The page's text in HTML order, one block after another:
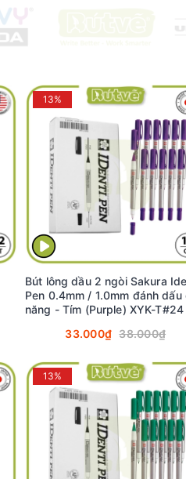
13%
Bút lông dầu 2 ngòi Sakura
Pen 0.4mm / 1.0mm đánh dấu
năng - Tím (Purple) XYK-T#24
33.000₫ 38.000₫
13%